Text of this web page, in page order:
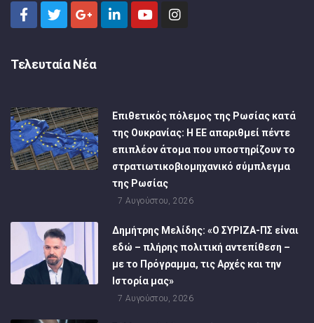
Τελευταία Νέα
Επιθετικός πόλεμος της Ρωσίας κατά
της Ουκρανίας: Η ΕΕ απαριθμεί πέντε
επιπλέον άτομα που υποστηρίζουν το
στρατιωτικοβιομηχανικό σύμπλεγμα
της Ρωσίας
7 Αυγούστου, 2026
Δημήτρης Μελίδης: «Ο ΣΥΡΙΖΑ-ΠΣ είναι
εδώ – πλήρης πολιτική αντεπίθεση –
με το Πρόγραμμα, τις Αρχές και την
Ιστορία μας»
7 Αυγούστου, 2026